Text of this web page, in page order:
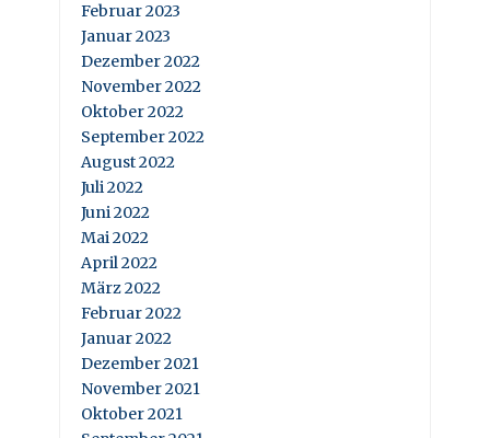
Februar 2023
Januar 2023
Dezember 2022
November 2022
Oktober 2022
September 2022
August 2022
Juli 2022
Juni 2022
Mai 2022
April 2022
März 2022
Februar 2022
Januar 2022
Dezember 2021
November 2021
Oktober 2021